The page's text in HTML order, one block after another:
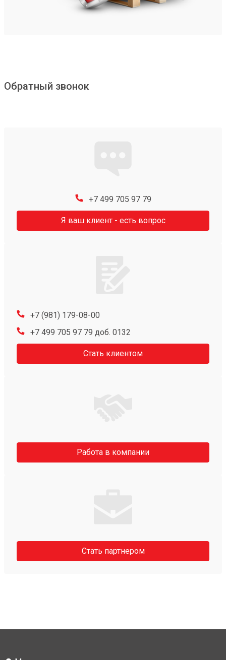
Обратный звонок
+7 499 705 97 79
Я ваш клиент - есть вопрос
+7 (981) 179-08-00
+7 499 705 97 79 доб. 0132
Стать клиентом
Работа в компании
Стать партнером